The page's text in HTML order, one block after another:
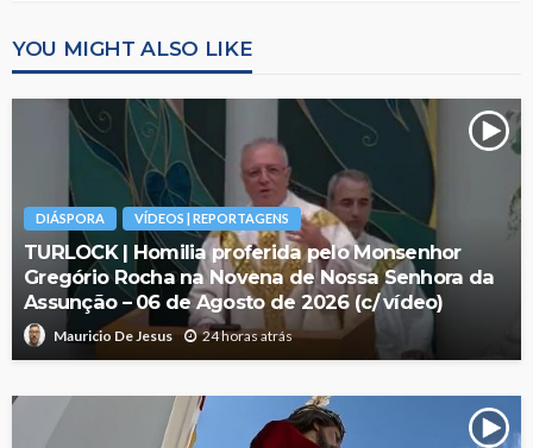
YOU MIGHT ALSO LIKE
DIÁSPORA VÍDEOS | REPORTAGENS
TURLOCK | Homilia proferida pelo Monsenhor
Gregório Rocha na Novena de Nossa Senhora da
Assunção – 06 de Agosto de 2026 (c/ vídeo)
Mauricio De Jesus 24 horas atrás